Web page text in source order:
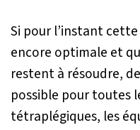
Si pour l’instant
encore optimale et
restent à résoudre,
possible pour toutes
tétraplégiques, les